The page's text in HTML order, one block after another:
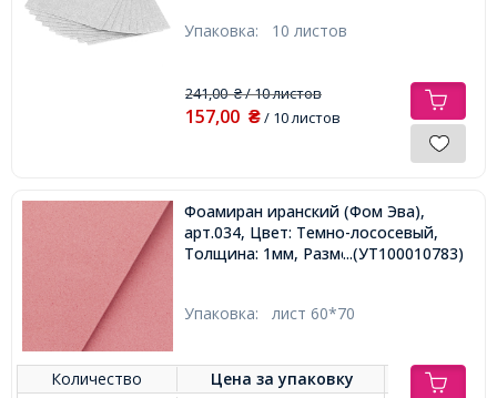
Упаковка: 10 листов
241,00₴/ 10 листов
157,00 ₴/ 10 листов
Фоамиран иранский (Фом Эва),
арт.034, Цвет: Темно-лососевый,
Толщина: 1мм, Размер: 60х70cм,
...(УТ100010783)
Упаковка: лист 60*70
Количество Цена заупаковку